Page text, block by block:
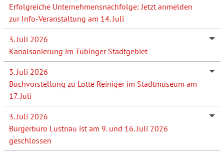
Erfolgreiche Unternehmensnachfolge: Jetzt anmelden
zur Info-Veranstaltung am 14. Juli
3. Juli 2026
Kanalsanierung im Tübinger Stadtgebiet
3. Juli 2026
Buchvorstellung zu Lotte Reiniger im Stadtmuseum am
17. Juli
3. Juli 2026
Bürgerbüro Lustnau ist am 9. und 16. Juli 2026
geschlossen